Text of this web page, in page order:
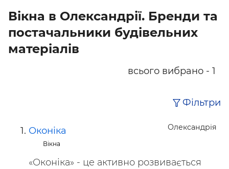
Вікна в Олександрії. Бренди та
постачальники будівельних
матеріалів
всього вибрано - 1
Фільтри
Олександрія
Оконіка
Вікна
«Оконіка» - це активно розвивається